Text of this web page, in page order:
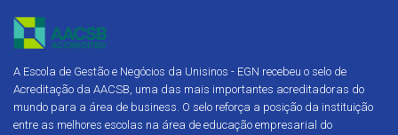
A Escola de Gestão e Negócios da Unisinos - EGN recebeu o selo de
Acreditação da AACSB, uma das mais importantes acreditadoras do
mundo para a área de business. O selo reforça a posição da instituição
entre as melhores escolas na área de educação empresarial do